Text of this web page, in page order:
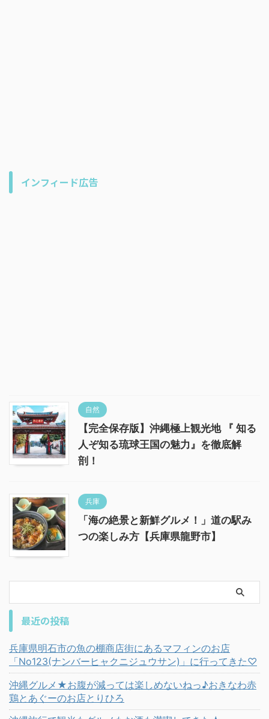
インフィード広告
自然
【完全保存版】沖縄極上観光地 『 知る
人ぞ知る琉球王国の魅力』を徹底解
剖！
兵庫
「海の絶景と新鮮グルメ！」道の駅み
つの楽しみ方【兵庫県龍野市】
最近の投稿
兵庫県明石市の魚の棚商店街にあるマフィンのお店
「No123(ナンバーヒャクニジュウサン)」に行ってきた♡
沖縄グルメ★お腹が減っては楽しめないねっ♪おきなわ赤
鶏とあぐーのお店とりひろ